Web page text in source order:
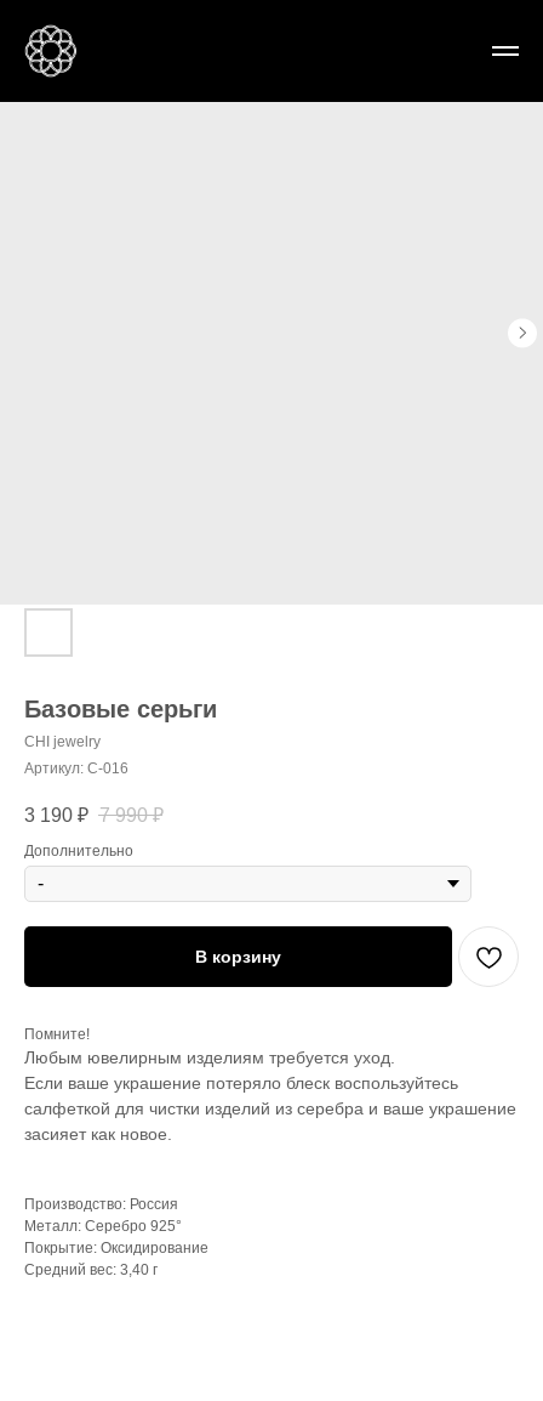
Базовые серьги
СHI jewelry
Артикул: С-016
3 190 ₽ 7 990 ₽
Дополнительно
В корзину
Помните!
Любым ювелирным изделиям требуется уход.
Если ваше украшение потеряло блеск воспользуйтесь
салфеткой для чистки изделий из серебра и ваше украшение
засияет как новое.
Производство: Россия
Металл: Серебро 925°
Покрытие: Оксидирование
Средний вес: 3,40 г